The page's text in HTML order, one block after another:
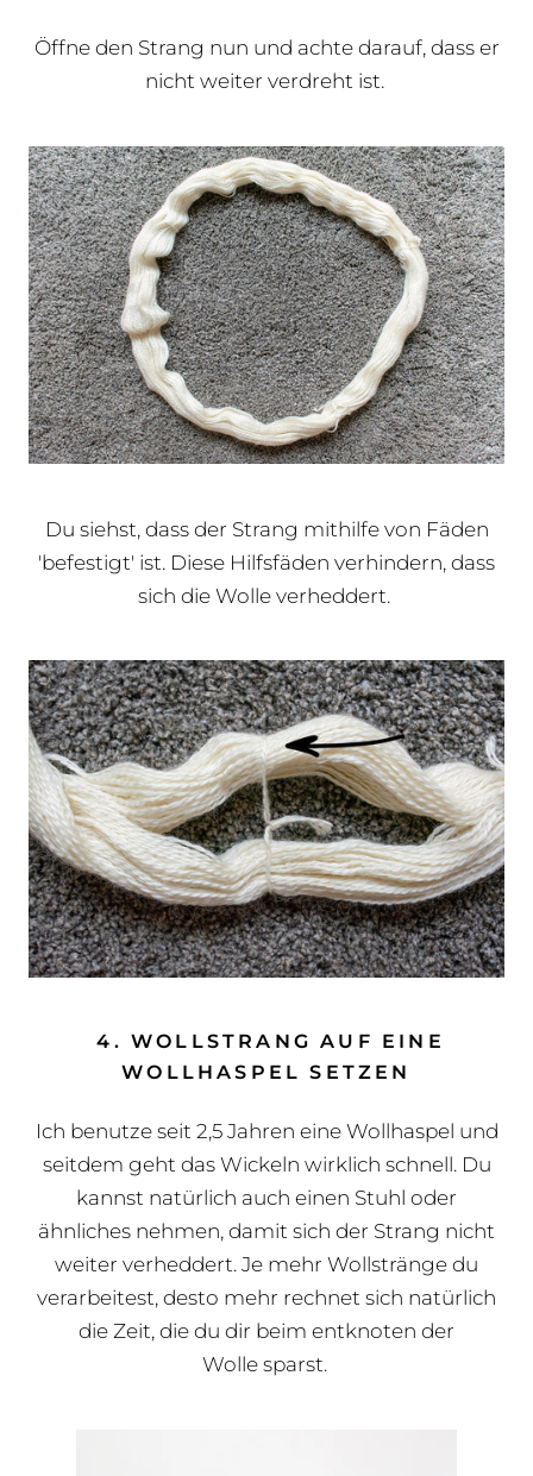
Öffne den Strang nun und achte darauf, dass er
nicht weiter verdreht ist.
Du siehst, dass der Strang mithilfe von Fäden
'befestigt' ist. Diese Hilfsfäden verhindern, dass
sich die Wolle verheddert.
4. WOLLSTRANG AUF EINE
WOLLHASPEL SETZEN
Ich benutze seit 2,5 Jahren eine Wollhaspel und
seitdem geht das Wickeln wirklich schnell. Du
kannst natürlich auch einen Stuhl oder
ähnliches nehmen, damit sich der Strang nicht
weiter verheddert. Je mehr Wollstränge du
verarbeitest, desto mehr rechnet sich natürlich
die Zeit, die du dir beim entknoten der
Wolle sparst.